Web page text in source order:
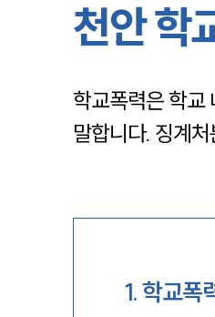
천안 학
학교폭력은 학교
말합니다. 징계
1.학교폭